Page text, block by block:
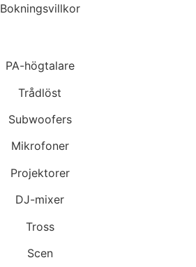
Bokningsvillkor
PA-högtalare
Trådlöst
Subwoofers
Mikrofoner
Projektorer
DJ-mixer
Tross
Scen